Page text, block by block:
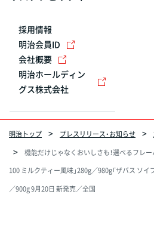
採用情報
明治会員ID
会社概要
明治ホールディン
グス株式会社
明治トップ プレスリリース・お知らせ
機能だけじゃなくおいしさも！選べるフレー
100 ミルクティー風味」280g／980g「ザバス ソ
／900g 9月20日 新発売／全国